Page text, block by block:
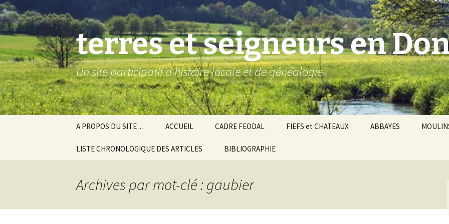
Aller
au
contenu
terres et seigneurs en
Un site participatif d'histoire locale et de généalogie
A PROPOS DU SITE… ACCUEIL CADRE FEODAL
Baronnie de Donzy
FIEFS et CHATEAUX ABBAYES
LISTE CHRONOLOGIQUE DES ARTICLES BIBLIOGRAPHIE
Archives par mot-clé : gaubier